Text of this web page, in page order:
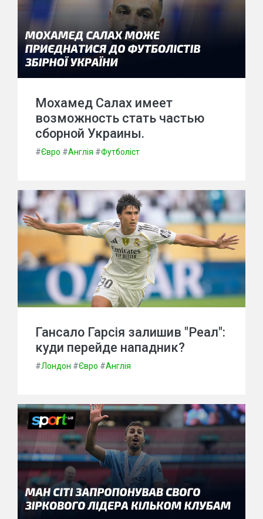
Мохамед Салах имеет
возможность стать частью
сборной Украины.
#Євро #Англія #Футболіст
Гансало Гарсія залишив "Реал":
куди перейде нападник?
#Лондон #Євро #Англія